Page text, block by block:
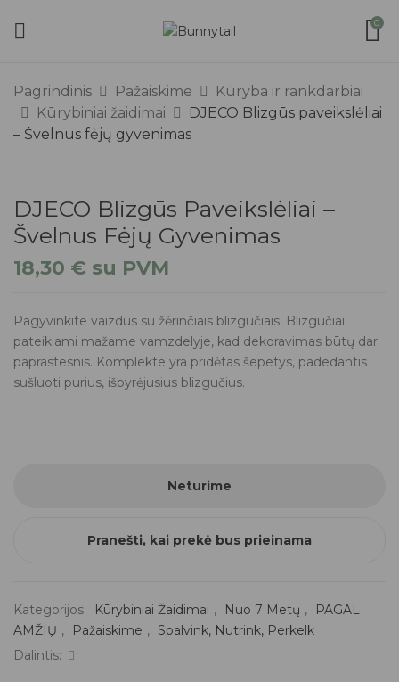
0
Pagrindinis Pažaiskime
Kūryba ir rankdarbiai
Kūrybiniai žaidimai
DJECO Blizgūs paveikslėliai
– Švelnus fėjų gyvenimas
DJECO Blizgūs Paveikslėliai –
Švelnus Fėjų Gyvenimas
18,30 € su PVM
Pagyvinkite vaizdus su žėrinčiais blizgučiais. Blizgučiai
pateikiami mažame vamzdelyje, kad dekoravimas būtų dar
paprastesnis. Komplekte yra pridėtas šepetys, padedantis
sušluoti purius, išbyrėjusius blizgučius.
Neturime
Pranešti, kai prekė bus prieinama
Kategorijos: Kūrybiniai Žaidimai , Nuo 7 Metų ,
PAGAL
AMŽIŲ , Pažaiskime , Spalvink, Nutrink, Perkelk
Dalintis: